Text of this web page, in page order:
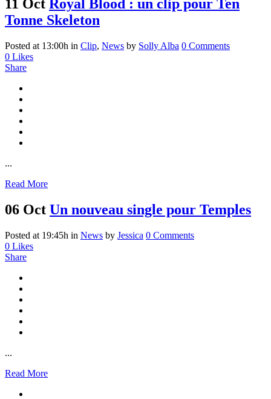
11 Oct Royal Blood : un clip pour Ten
Tonne Skeleton
Posted at 13:00h in Clip, News by Solly Alba 0 Comments
0 Likes
Share
...
Read More
06 Oct Un nouveau single pour Temples
Posted at 19:45h in News by Jessica 0 Comments
0 Likes
Share
...
Read More